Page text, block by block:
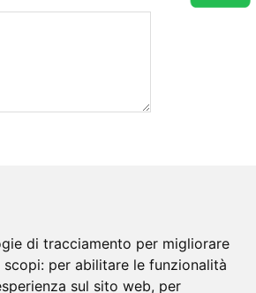
di tracciamento per migliorare
scopi: per abilitare le funzionalità
sul sito web, per